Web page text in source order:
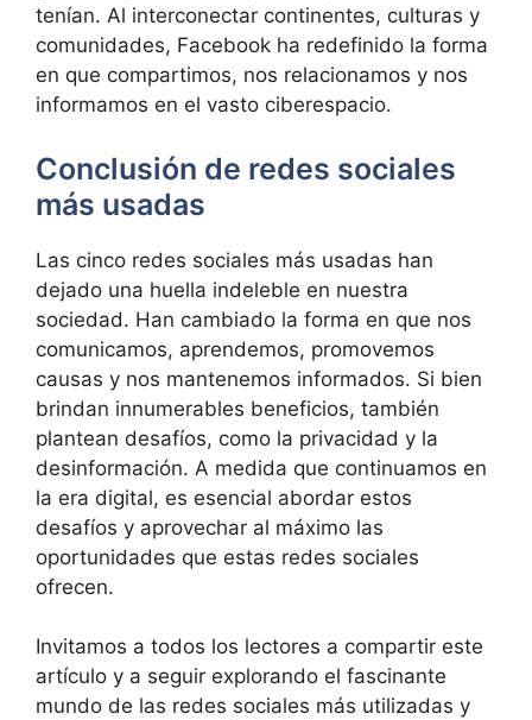
tenían. Al interconectar continentes, culturas y
comunidades, Facebook ha redefinido la forma
en que compartimos, nos relacionamos y nos
informamos en el vasto ciberespacio.
Conclusión de redes sociales
más usadas
Las cinco redes sociales más usadas han
dejado una huella indeleble en nuestra
sociedad. Han cambiado la forma en que nos
comunicamos, aprendemos, promovemos
causas y nos mantenemos informados. Si bien
brindan innumerables beneficios, también
plantean desafíos, como la privacidad y la
desinformación. A medida que continuamos en
la era digital, es esencial abordar estos
desafíos y aprovechar al máximo las
oportunidades que estas redes sociales
ofrecen.
Invitamos a todos los lectores a compartir este
artículo y a seguir explorando el fascinante
mundo de las redes sociales más utilizadas y